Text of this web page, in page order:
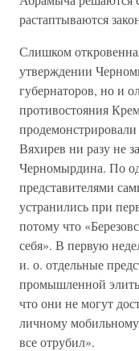
растаптываются
Слишком
утверждении
губернаторов, но и
противостояния
Вяхирев ни разу не
Черномырдина. По
представителями
устранились при
потому что
себя». В первую
и. о. отдельные
промышленной
что они не могут
личному
все отрубил».